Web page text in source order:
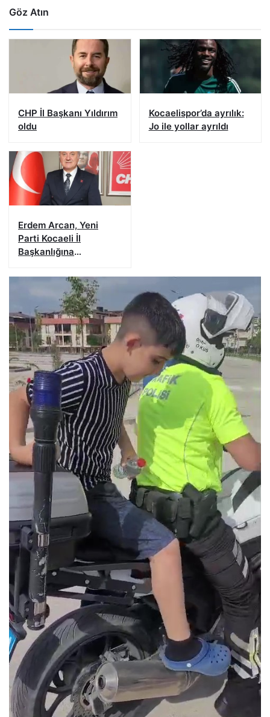
Göz Atın
CHP İl Başkanı Yıldırım
oldu
Kocaelispor’da ayrılık:
Jo ile yollar ayrıldı
Erdem Arcan, Yeni
Parti Kocaeli İl
Başkanlığına